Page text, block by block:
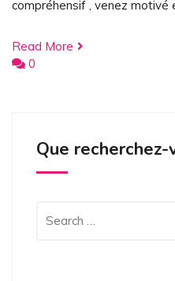
compréhensif , venez
Read More
0
Que recherchez-